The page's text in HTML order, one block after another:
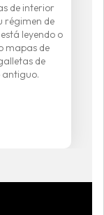
de interior
régimen de
leyendo o
mapas de
de
antiguo.